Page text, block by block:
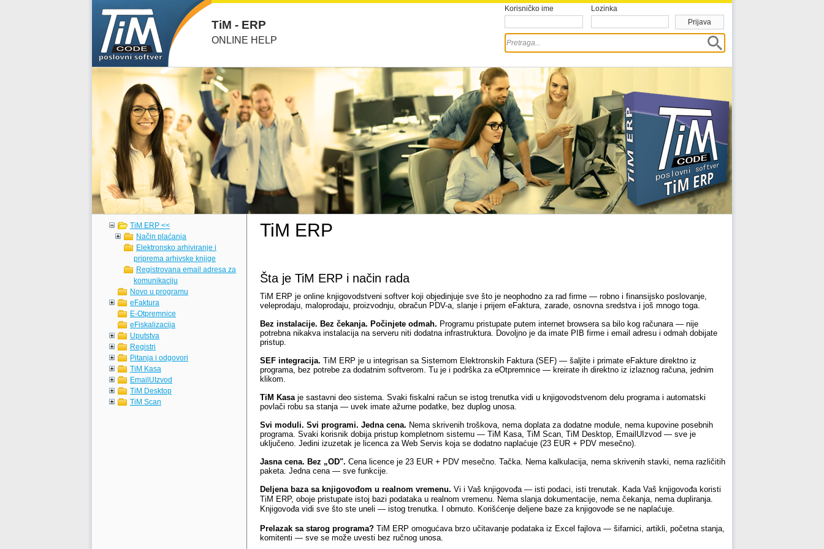
Korisničko ime Lozinka
TiM - ERP Prijava
ONLINE HELP
TiM ERP <<
Način plaćanja
Elektronsko arhiviranje i
priprema arhivske knjige
Registrovana email adresa za
komunikaciju
Novo u programu
eFaktura
E-Otpremnice
eFiskalizacija
Uputstva
Registri
Pitanja i odgovori
TiM Kasa
EmailUIzvod
TiM Desktop
TiM Scan
TiM ERP
Šta je TiM ERP i način rada
TiM ERP je online knjigovodstveni softver koji objedinjuje sve što je neophodno za rad firme — robno i finansijsko poslovanje,
veleprodaju, maloprodaju, proizvodnju, obračun PDV-a, slanje i prijem eFaktura, zarade, osnovna sredstva i još mnogo toga.
Bez instalacije. Bez čekanja. Počinjete odmah. Programu pristupate putem internet browsera sa bilo kog računara — nije
potrebna nikakva instalacija na serveru niti dodatna infrastruktura. Dovoljno je da imate PIB firme i email adresu i odmah dobijate
pristup.
SEF integracija. TiM ERP je u integrisan sa Sistemom Elektronskih Faktura (SEF) — šaljite i primate eFakture direktno iz
programa, bez potrebe za dodatnim softverom. Tu je i podrška za eOtpremnice — kreirate ih direktno iz izlaznog računa, jednim
klikom.
TiM Kasaje sastavni deo sistema. Svaki fiskalni račun se istog trenutka vidi u knjigovodstvenom delu programa i automatski
povlači robu sa stanja — uvek imate ažurne podatke, bez duplog unosa.
Svi moduli. Svi programi. Jedna cena. Nema skrivenih troškova, nema doplata za dodatne module, nema kupovine posebnih
programa. Svaki korisnik dobija pristup kompletnom sistemu — TiM Kasa, TiM Scan, TiM Desktop, EmailUIzvod — sve je
uključeno. Jedini izuzetak je licenca za Web Servis koja se dodatno naplaćuje (23 EUR + PDV mesečno).
Jasna cena. Bez „OD". Cena licence je 23 EUR + PDV mesečno. Tačka. Nema kalkulacija, nema skrivenih stavki, nema različitih
paketa. Jedna cena — sve funkcije.
Deljena baza sa knjigovođom u realnom vremenu. Vi i Vaš knjigovođa — isti podaci, isti trenutak. Kada Vaš knjigovođa koristi
TiM ERP, oboje pristupate istoj bazi podataka u realnom vremenu. Nema slanja dokumentacije, nema čekanja, nema dupliranja.
Knjigovođa vidi sve što ste uneli — istog trenutka. I obrnuto. Korišćenje deljene baze za knjigovođe se ne naplaćuje.
Prelazak sa starog programa? TiM ERP omogućava brzo učitavanje podataka iz Excel fajlova — šifarnici, artikli, početna stanja,
komitenti — sve se može uvesti bez ručnog unosa.